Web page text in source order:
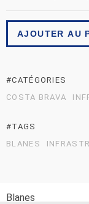
AJOUTER AU
#CATÉGORIES
COSTA BRAVA
#TAGS
BLANES
Blanes